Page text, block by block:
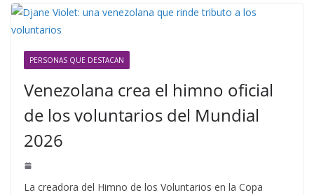
PERSONAS QUE DESTACAN
Venezolana crea el himno oficial
de los voluntarios del Mundial
2026
La creadora del Himno de los Voluntarios en la Copa